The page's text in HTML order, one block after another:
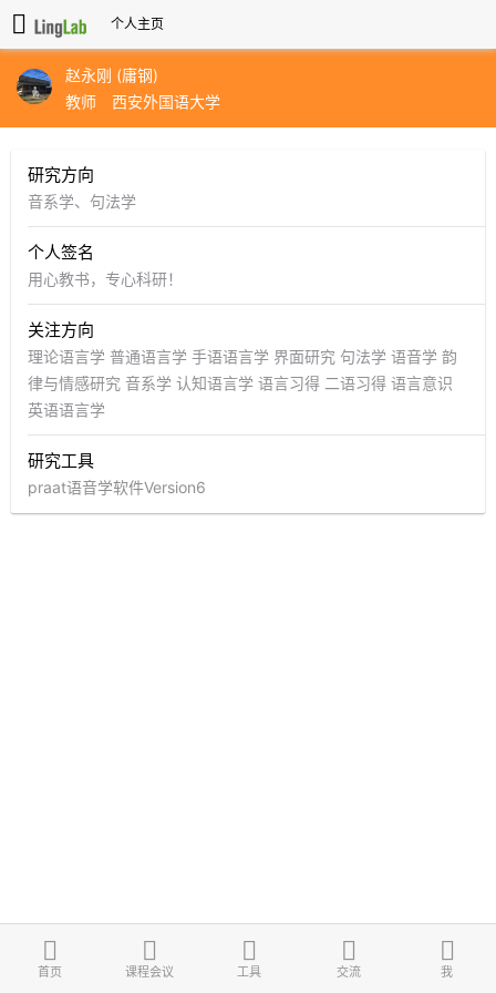
个人主页
赵永刚 (庸钢)
教师
西安外国语大学
研究方向
音系学、句法学
个人签名
用心教书，专心科研！
关注方向
理论语言学 普通语言学 手语语言学 界面研究 句法学 语音学 韵
律与情感研究 音系学 认知语言学 语言习得 二语习得 语言意识
英语语言学
研究工具
praat语音学软件Version6
首页 课程会议 工具 交流 我